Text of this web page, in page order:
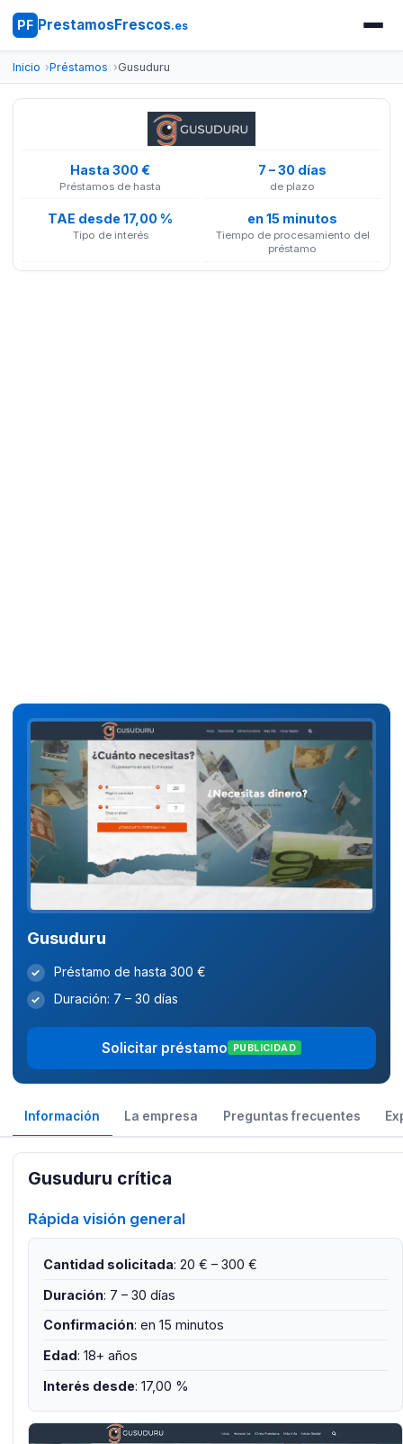
PF PrestamosFrescos.es
Inicio Préstamos Gusuduru
Hasta 300 €
Préstamos de hasta
7 – 30 días
de plazo
TAE desde 17,00 %
Tipo de interés
en 15 minutos
Tiempo de procesamiento del
préstamo
Gusuduru
✓ Préstamo de hasta 300 €
✓ Duración: 7 – 30 días
Solicitar préstamo PUBLICIDAD
Información La empresa Preguntas frecuentes
Gusuduru crítica
Rápida visión general
Cantidad solicitada: 20 € – 300 €
Duración: 7 – 30 días
Confirmación: en 15 minutos
Edad: 18+ años
Interés desde: 17,00 %